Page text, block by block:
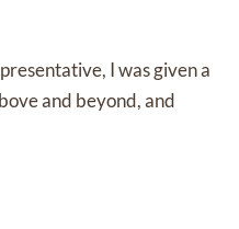
I was given a
and beyond, and